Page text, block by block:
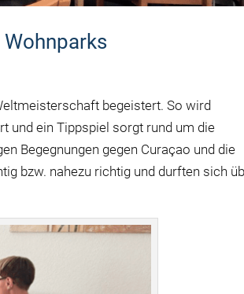
begeistert. So wird
und ein Tippspiel sorgt rund um die
Begegnungen gegen Curaçao und die
bzw. nahezu richtig und durften sich